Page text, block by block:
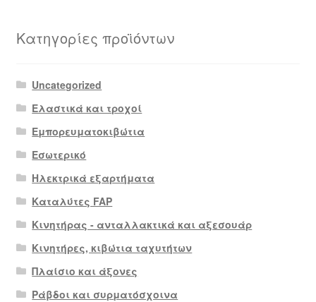
Κατηγορίες προϊόντων
Uncategorized
Ελαστικά και τροχοί
Εμπορευματοκιβώτια
Εσωτερικό
Ηλεκτρικά εξαρτήματα
Καταλύτες FAP
Κινητήρας - ανταλλακτικά και αξεσουάρ
Κινητήρες, κιβώτια ταχυτήτων
Πλαίσιο και άξονες
Ράβδοι και συρματόσχοινα